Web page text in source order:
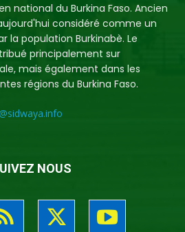
national du Burkina Faso. Ancien
considéré comme un
la population Burkinabè. Le
principalement sur
mais également dans les
régions du Burkina Faso.
NOUS